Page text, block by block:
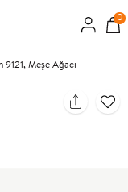
0
Meşe Ağacı